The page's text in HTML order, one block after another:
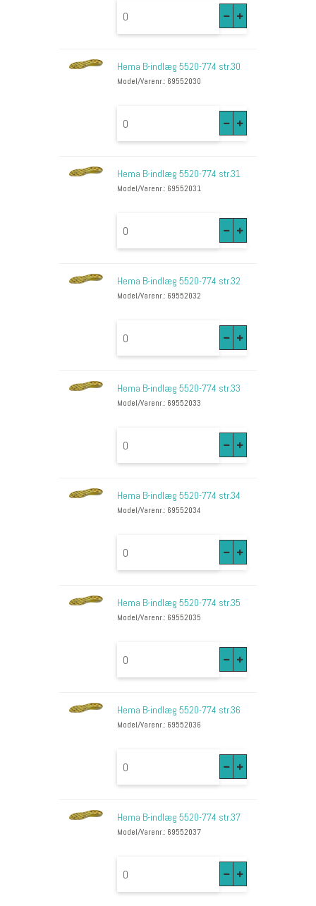
Hema B-indlæg 5520-774 str.30
Model/Varenr.: 69552030
Hema B-indlæg 5520-774 str.31
Model/Varenr.: 69552031
Hema B-indlæg 5520-774 str.32
Model/Varenr.: 69552032
Hema B-indlæg 5520-774 str.33
Model/Varenr.: 69552033
Hema B-indlæg 5520-774 str.34
Model/Varenr.: 69552034
Hema B-indlæg 5520-774 str.35
Model/Varenr.: 69552035
Hema B-indlæg 5520-774 str.36
Model/Varenr.: 69552036
Hema B-indlæg 5520-774 str.37
Model/Varenr.: 69552037